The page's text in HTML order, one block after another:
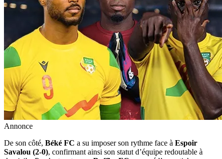
Annonce
De son côté, Béké FC a su imposer son rythme face à Espoir
Savalou (2-0), confirmant ainsi son statut d’équipe redoutable à